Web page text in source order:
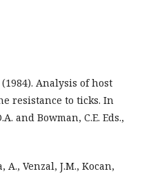
(1984). Analysis of host
resistance to ticks. In
and Bowman, C.E. Eds.,
A., Venzal, J.M., Kocan,